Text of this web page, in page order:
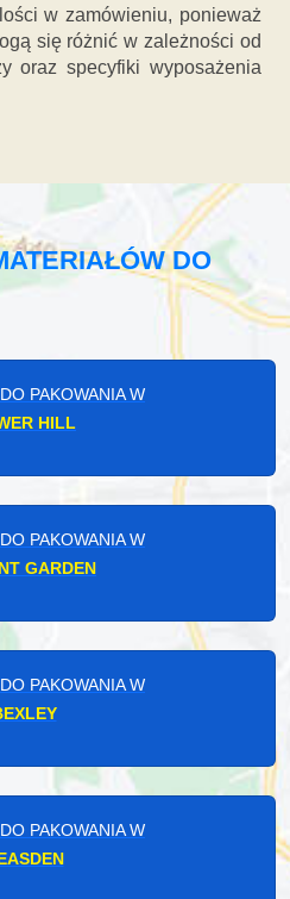
w zamówieniu, ponieważ
się różnić w zależności od
oraz specyfiki wyposażenia
DO
PAKOWANIA W
HILL
PAKOWANIA W
GARDEN
PAKOWANIA W
PAKOWANIA W